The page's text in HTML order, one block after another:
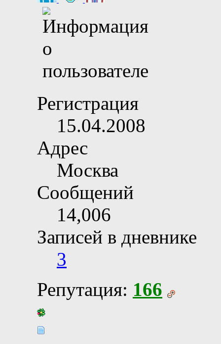
Регистрация
15.04.2008
Адрес
Москва
Сообщений
14,006
Записей в дневнике
3
Репутация: 166